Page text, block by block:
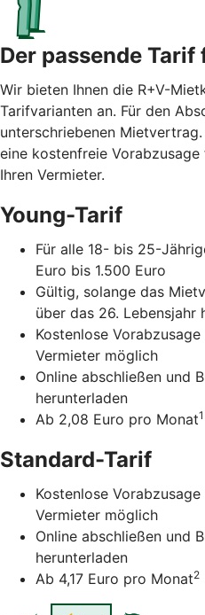
Der passende
Wir bieten Ihnen die R+V-
Tarifvarianten an. Für den
unterschriebenen
eine kostenfreie
Ihren Vermieter.
Young-Tarif
Für alle 18- bis 25-
Euro bis 1.500 Euro
Gültig, solange das
über das 26. Lebensjahr
Kostenlose
Vermieter möglich
Online abschließen und
herunterladen
Ab 2,08 Euro pro Monat1
Standard-Tarif
Kostenlose
Vermieter möglich
Online abschließen und
herunterladen
Ab 4,17 Euro pro Monat2